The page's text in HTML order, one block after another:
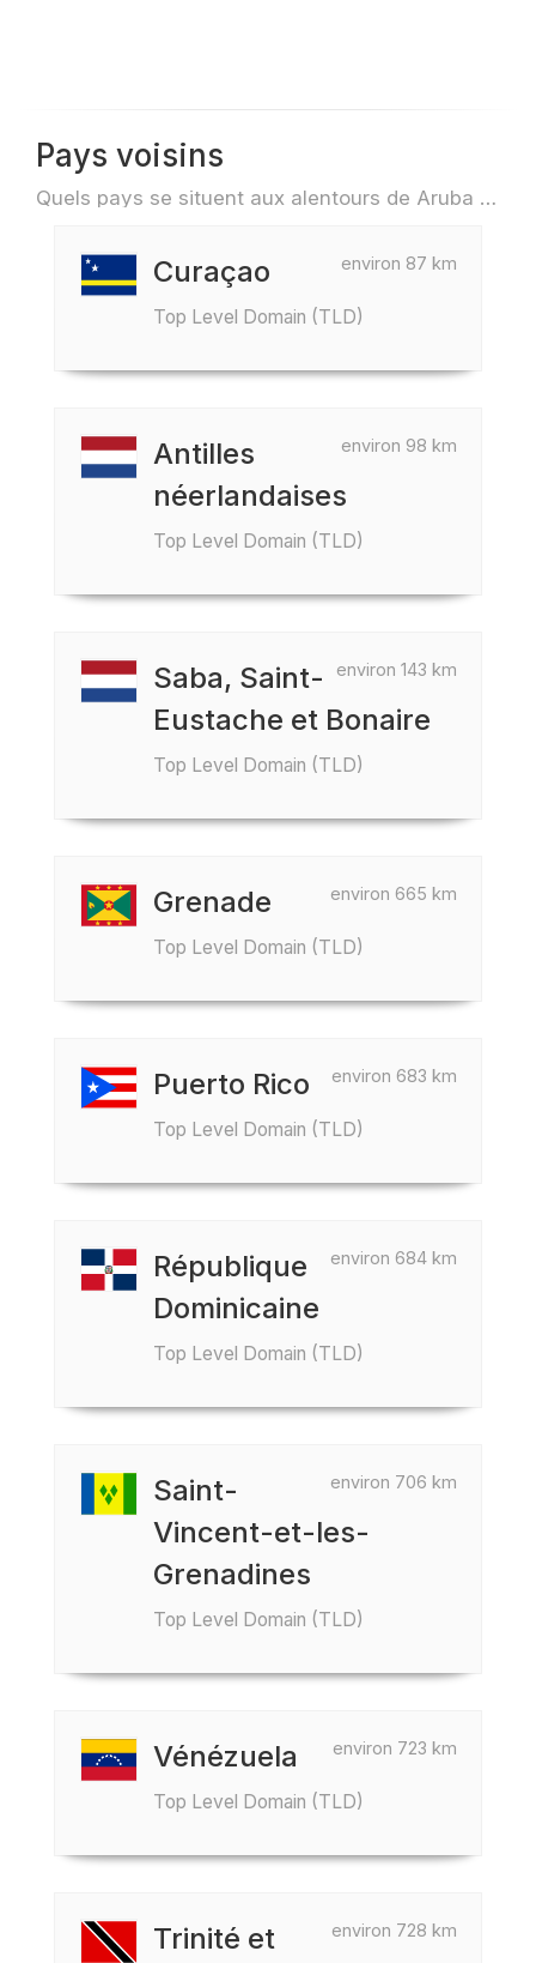
Pays voisins
Quels pays se situent aux alentours de Aruba par exemple pour des voyage ou des vols
environ 87 km
Curaçao
Top Level Domain (TLD)
environ 98 km
Antilles
néerlandaises
Top Level Domain (TLD)
environ 143 km
Saba, Saint-
Eustache et Bonaire
Top Level Domain (TLD)
environ 665 km
Grenade
Top Level Domain (TLD)
environ 683 km
Puerto Rico
Top Level Domain (TLD)
environ 684 km
République
Dominicaine
Top Level Domain (TLD)
environ 706 km
Saint-
Vincent-et-les-
Grenadines
Top Level Domain (TLD)
environ 723 km
Vénézuela
Top Level Domain (TLD)
environ 728 km
Trinité et